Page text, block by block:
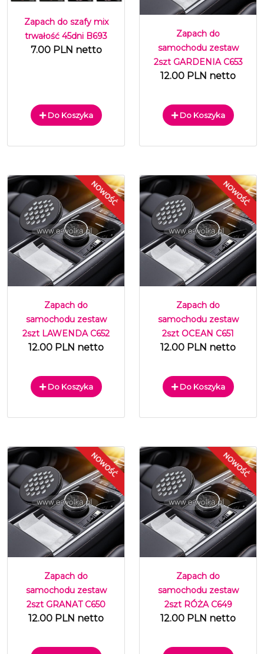
Zapach do szafy mix
trwałość 45dni B693
7.00 PLN netto
Do Koszyka
Zapach do
samochodu zestaw
2szt GARDENIA C653
12.00 PLN netto
Do Koszyka
Zapach do
samochodu zestaw
2szt LAWENDA C652
12.00 PLN netto
Do Koszyka
Zapach do
samochodu zestaw
2szt OCEAN C651
12.00 PLN netto
Do Koszyka
Zapach do
samochodu zestaw
2szt GRANAT C650
12.00 PLN netto
Zapach do
samochodu zestaw
2szt RÓŻA C649
12.00 PLN netto